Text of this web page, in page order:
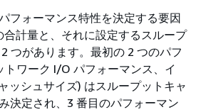
フォーマンス特性を決定する要因
合計量と、それに設定するスループ
つがあります。最初の 2 つのパフ
トワーク I/O パフォーマンス、イ
ッシュサイズ) はスループットキャ
決定され、3 番目のパフォーマン